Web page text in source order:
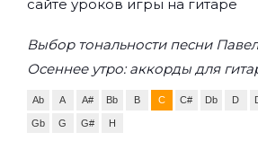
сайте уроков игры на гитаре
Выбор тональности песни
Осеннее утро: аккорды для
Ab A A# Bb B C C# Db D
Gb G G# H